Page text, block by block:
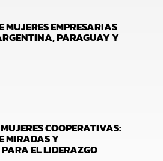
MUJERES EMPRESARIAS
PARAGUAY Y
COOPERATIVAS:
MIRADAS Y
EL LIDERAZGO